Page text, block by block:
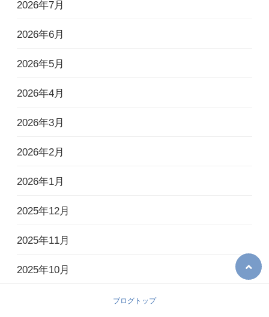
2026年7月
2026年6月
2026年5月
2026年4月
2026年3月
2026年2月
2026年1月
2025年12月
2025年11月
2025年10月
ブログトップ